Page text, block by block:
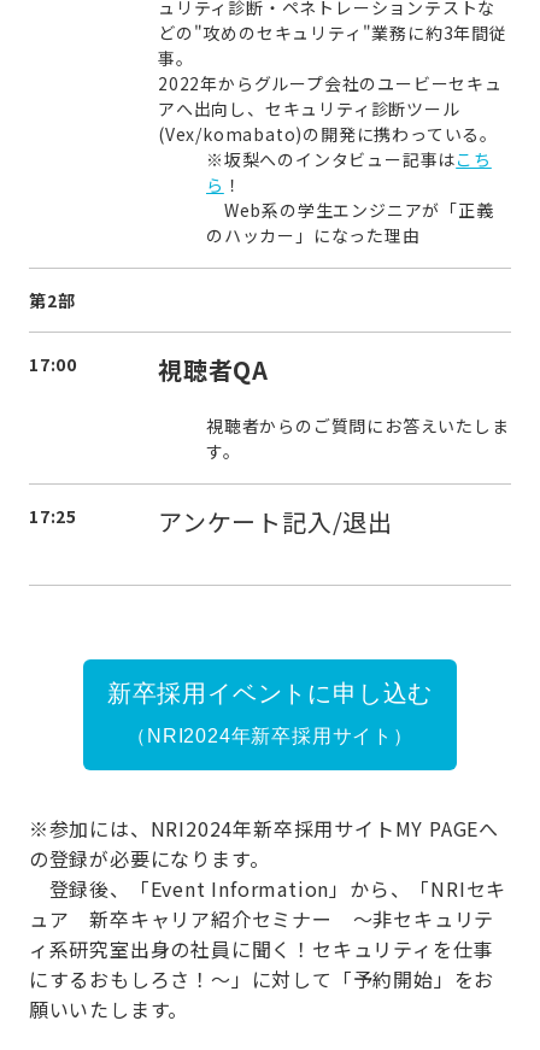
ュリティ診断・ペネトレーションテストな
どの"攻めのセキュリティ"業務に約3年間従
事。
2022年からグループ会社のユービーセキュ
アへ出向し、セキュリティ診断ツール
(Vex/komabato)の開発に携わっている。
※坂梨へのインタビュー記事はこち
ら ！
Web系の学生エンジニアが「正義
のハッカー」になった理由
第2部
17:00 視聴者QA
視聴者からのご質問にお答えいたしま
す。
17:25 アンケート記入/退出
新卒採用イベントに申し込む
（NRI2024年新卒採用サイト）
※参加には、NRI2024年新卒採用サイトMY PAGEへ
の登録が必要になります。
登録後、「Event Information」から、「NRIセキ
ュア 新卒キャリア紹介セミナー ～非セキュリテ
ィ系研究室出身の社員に聞く！セキュリティを仕事
にするおもしろさ！～」に対して「予約開始」をお
願いいたします。